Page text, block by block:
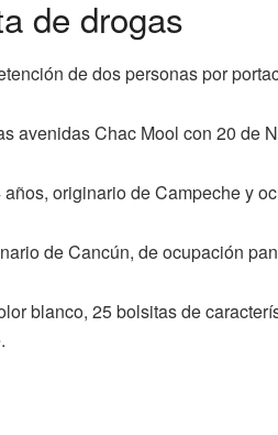
de drogas
de dos personas por
avenidas Chac Mool con 20 de
originario de Campeche y
de Cancún, de ocupación
blanco, 25 bolsitas de